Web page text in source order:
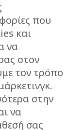
που
και
να
στον
τον τρόπο
στην
να
σας